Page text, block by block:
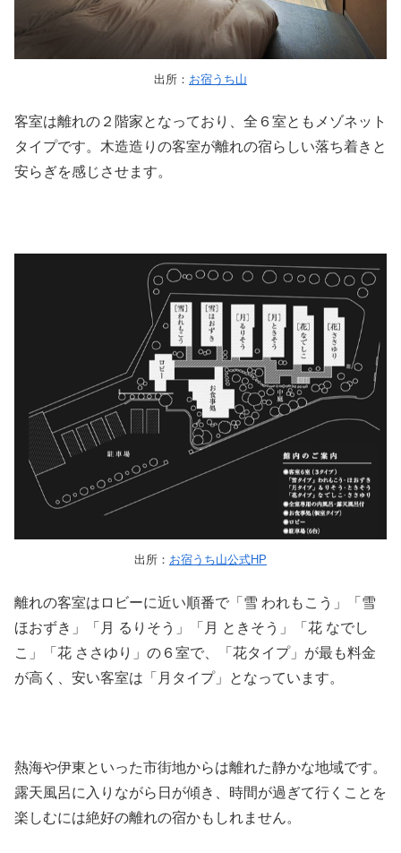
出所： お宿うち山
客室は離れの２階家となっており、全６室ともメゾネット
タイプです。木造造りの客室が離れの宿らしい落ち着きと
安らぎを感じさせます。
出所： お宿うち山公式HP
離れの客室はロビーに近い順番で「雪 われもこう」「雪
ほおずき」「月 るりそう」「月 ときそう」「花 なでし
こ」「花 ささゆり」の６室で、「花タイプ」が最も料金
が高く、安い客室は「月タイプ」となっています。
熱海や伊東といった市街地からは離れた静かな地域です。
露天風呂に入りながら日が傾き、時間が過ぎて行くことを
楽しむには絶好の離れの宿かもしれません。